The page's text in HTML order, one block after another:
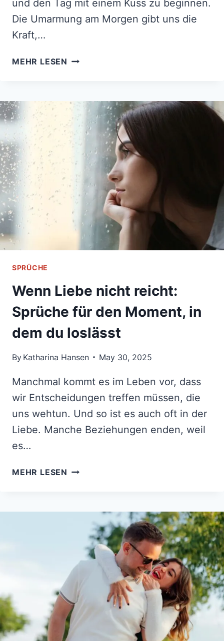
und den Tag mit einem Kuss zu beginnen.
Die Umarmung am Morgen gibt uns die
Kraft,…
MEHR LESEN BESSER
PRÜCHE, U
M D
EINEM S
CHATZ „
GUTEN M
ORGEN“ Z
U S
AGEN
SPRÜCHE
Wenn Liebe nicht reicht:
Sprüche für den Moment, in
dem du loslässt
By Katharina Hansen May 30, 2025
Manchmal kommt es im Leben vor, dass
wir Entscheidungen treffen müssen, die
uns wehtun. Und so ist es auch oft in der
Liebe. Manche Beziehungen enden, weil
es…
MEHR LESEN WENN
MOMENT,
IN
DEM
DU
LOSLÄSST